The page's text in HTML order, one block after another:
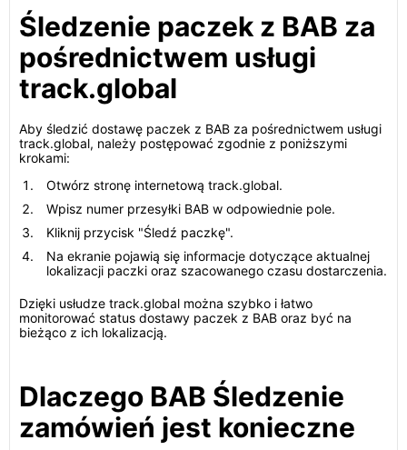
Śledzenie paczek z BAB za
pośrednictwem usługi
track.global
Aby śledzić dostawę paczek z BAB za pośrednictwem usługi
track.global, należy postępować zgodnie z poniższymi
krokami:
Otwórz stronę internetową track.global.
Wpisz numer przesyłki BAB w odpowiednie pole.
Kliknij przycisk "Śledź paczkę".
Na ekranie pojawią się informacje dotyczące aktualnej
lokalizacji paczki oraz szacowanego czasu dostarczenia.
Dzięki usłudze track.global można szybko i łatwo
monitorować status dostawy paczek z BAB oraz być na
bieżąco z ich lokalizacją.
Dlaczego BAB Śledzenie
zamówień jest konieczne